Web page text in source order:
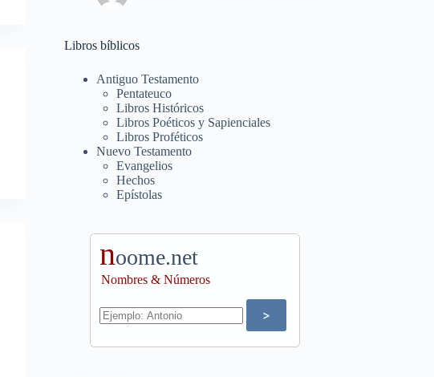
Libros bíblicos
Antiguo Testamento
Pentateuco
Libros Históricos
Libros Poéticos y Sapienciales
Libros Proféticos
Nuevo Testamento
Evangelios
Hechos
Epístolas
noome.net
Nombres & Números